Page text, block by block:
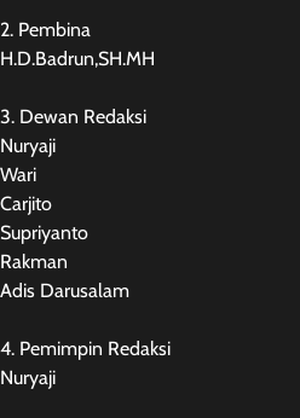
2. Pembina
H.D.Badrun,SH.MH
3. Dewan Redaksi
Nuryaji
Wari
Carjito
Supriyanto
Rakman
Adis Darusalam
4. Pemimpin Redaksi
Nuryaji